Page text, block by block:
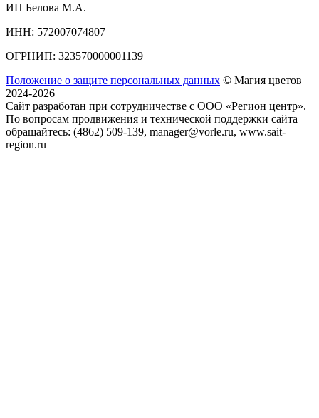
ИП Белова М.А.
ИНН: 572007074807
ОГРНИП: 323570000001139
Положение о защите персональных данных © Магия цветов
2024-2026
Сайт разработан при сотрудничестве с ООО «Регион центр».
По вопросам продвижения и технической поддержки сайта
обращайтесь: (4862) 509-139, manager@vorle.ru, www.sait-
region.ru